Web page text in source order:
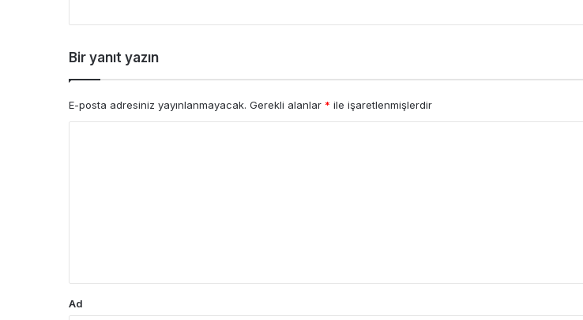
Bir yanıt yazın
E-posta adresiniz yayınlanmayacak. Gerekli alanlar * ile işaretlenmişlerdir
Ad